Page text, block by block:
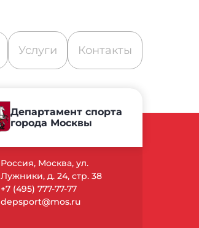
Услуги Контакты
Департамент спорта
города Москвы
Россия, Москва, ул.
Лужники, д. 24, стр. 38
+7 (495) 777-77-77
depsport@mos.ru